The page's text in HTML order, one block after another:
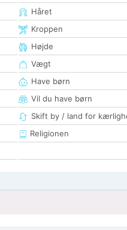
Håret
Kroppen
Højde
Vægt
Have børn
Vil du have børn
Skift by / land for
Religionen